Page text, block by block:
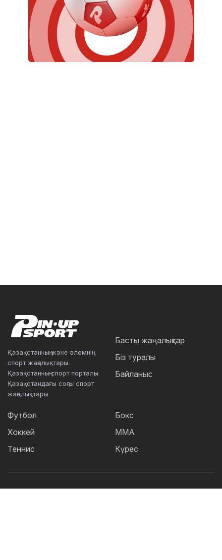
Қазақстанның және әлемнің
спорт жаңалықтары.
Қазақстанның спорт порталы.
Қазақстандағы соңғы спорт
жаңалықтары
Басты жаңалықтар
Біз туралы
Байланыс
Футбол
Хоккей
Теннис
Бокс
ММА
Күрес